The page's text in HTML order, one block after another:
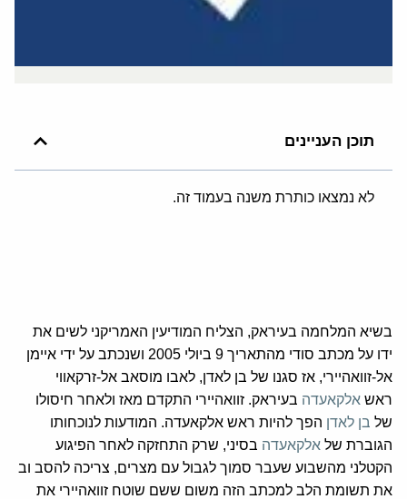
תוכן העניינים
לא נמצאו כותרת משנה בעמוד זה.
בשיא המלחמה בעיראק, הצליח המודיעין האמריקני לשים את
ידו על מכתב סודי מהתאריך 9 ביולי 2005 ושנכתב על ידי איימן
אל-זוואהיירי, אז סגנו של בן לאדן, לאבו מוסאב אל-זרקאווי
ראש אלקאעדה בעיראק. זוואהיירי התקדם מאז ולאחר חיסולו
של בן לאדן הפך להיות ראש אלקאעדה. המודעות לנוכחותו
הגוברת של אלקאעדה בסיני, שרק התחזקה לאחר הפיגוע
הקטלני מהשבוע שעבר סמוך לגבול עם מצרים, צריכה להסב וב
את תשומת הלב למכתב הזה משום ששם שוטח זוואהיירי את